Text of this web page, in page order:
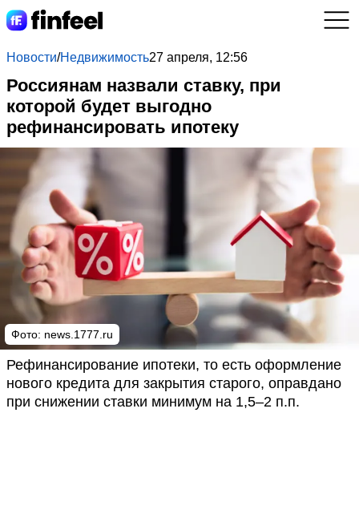
Новости/Недвижимость27 апреля, 12:56
Россиянам назвали ставку, при
которой будет выгодно
рефинансировать ипотеку
Фото: news.1777.ru
Рефинансирование ипотеки, то есть оформление
нового кредита для закрытия старого, оправдано
при снижении ставки минимум на 1,5–2 п.п.